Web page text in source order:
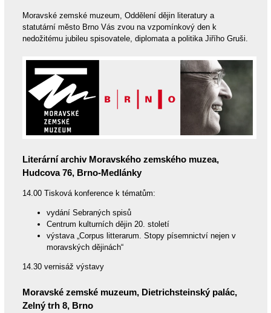
Moravské zemské muzeum, Oddělení dějin literatury a
statutární město Brno Vás zvou na vzpomínkový den k
nedožitému jubileu spisovatele, diplomata a politika Jiřího Gruši.
Literární archiv Moravského zemského muzea,
Hudcova 76, Brno-Medlánky
14.00 Tisková konference k tématům:
vydání Sebraných spisů
Centrum kulturních dějin 20. století
výstava „Corpus litterarum. Stopy písemnictví nejen v
moravských dějinách“
14.30 vernisáž výstavy
Moravské zemské muzeum, Dietrichsteinský palác,
Zelný trh 8, Brno